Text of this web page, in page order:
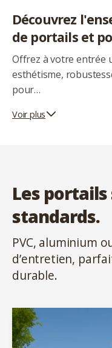
Découvrez
de portails et
Offrez à votre entrée
esthétisme,
pour…
Voir plus
Les
standards.
PVC, aluminium
d’entretien,
durable.